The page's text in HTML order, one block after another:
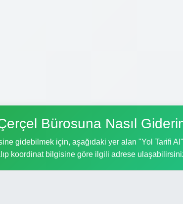
Bürosuna Nasıl
gidebilmek için, aşağıdaki yer alan "Yol Tarifi
koordinat bilgisine göre ilgili adrese